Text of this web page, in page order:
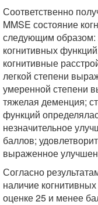
Соответственно
MMSE состояние
следующим образом:
когнитивных
когнитивные
легкой степени
умеренной степени
тяжелая деменция;
функций
незначительное
баллов;
выраженное
Согласно
наличие
оценке 25 и менее